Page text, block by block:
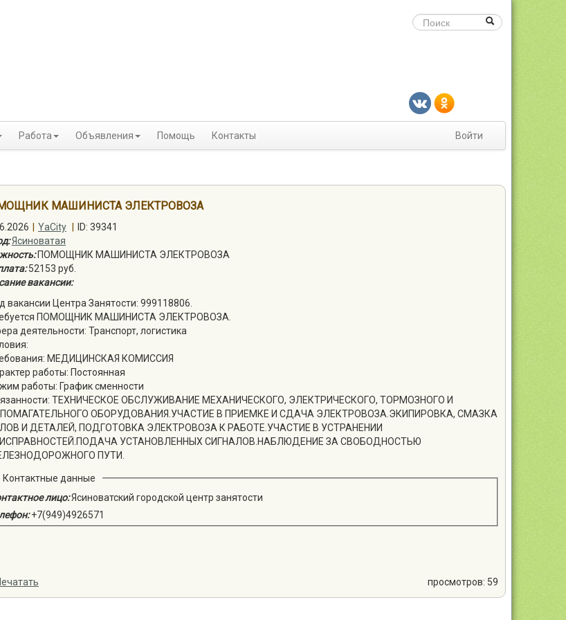
Работа Объявления Помощь Контакты Войти
МАШИНИСТА ЭЛЕКТРОВОЗА
YaCity
ID: 39341
Ясиноватая
ПОМОЩНИК МАШИНИСТА ЭЛЕКТРОВОЗА
52153 руб.
вакансии:
вакансии Центра Занятости: 999118806.
ПОМОЩНИК МАШИНИСТА ЭЛЕКТРОВОЗА.
деятельности: Транспорт, логистика
МЕДИЦИНСКАЯ КОМИССИЯ
работы: Постоянная
работы: График сменности
ТЕХНИЧЕСКОЕ ОБСЛУЖИВАНИЕ МЕХАНИЧЕСКОГО, ЭЛЕКТРИЧЕСКОГО, ТОРМОЗНОГО И
ОБОРУДОВАНИЯ.УЧАСТИЕ В ПРИЕМКЕ И СДАЧА ЭЛЕКТРОВОЗА.ЭКИПИРОВКА, СМАЗКА
И ДЕТАЛЕЙ, ПОДГОТОВКА ЭЛЕКТРОВОЗА К РАБОТЕ.УЧАСТИЕ В УСТРАНЕНИИ
УСТАНОВЛЕННЫХ СИГНАЛОВ.НАБЛЮДЕНИЕ ЗА СВОБОДНОСТЬЮ
ПУТИ.
Контактные данные
лицо:Ясиноватский городской центр занятости
+7(949)4926571
просмотров: 59